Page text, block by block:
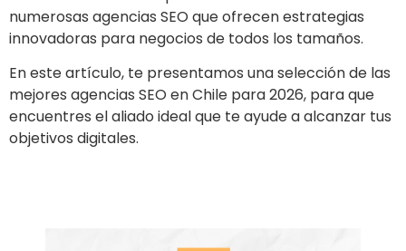
numerosas agencias SEO que ofrecen estrategias
innovadoras para negocios de todos los tamaños.
En este artículo, te presentamos una selección de las
mejores agencias SEO en Chile para 2026, para que
encuentres el aliado ideal que te ayude a alcanzar tus
objetivos digitales.